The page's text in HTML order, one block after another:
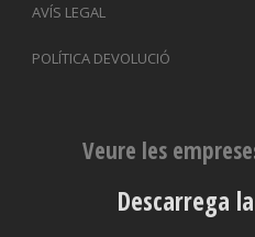
AVÍS LEGAL
POLÍTICA DEVOLUCIÓ
Veure les
Descarrega